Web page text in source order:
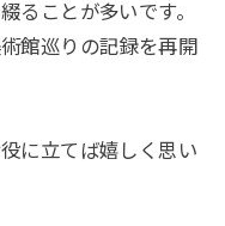
ることが多いです。
館巡りの記録を再開
に立てば嬉しく思い